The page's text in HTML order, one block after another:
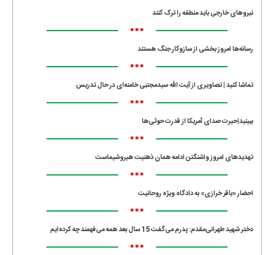
نیروهای خارجی باید منطقه را ترک کنند
•••
رسانه‌ها امروز بخشی از سازوکار جنگ هستند
•••
تماشا کنید | تصاویری از آیت الله سیدمجتبی خامنه‌ای در حال تدریس
•••
ببینید|حیرت صدای آمریکا از قدرت حوثی‌ها
•••
تهدیدهای امروز واشنگتن ادامه همان ذهنیت هیروشیماست
•••
احضار «باقر خرازی» به دادگاه ویژه روحانیت
•••
دختر شهید طهرانی‌مقدم: پدرم می‌گفت 15 سال بعد همه می‌فهمند چه کرده‌ایم
•••